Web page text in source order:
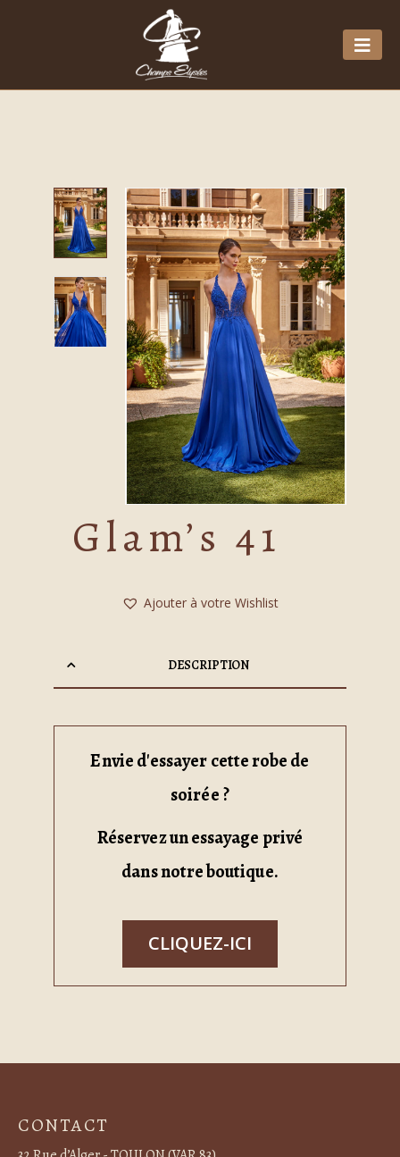
Glam’s 41
Ajouter à votre Wishlist
DESCRIPTION
Envie d'essayer cette robe de
soirée ?
Réservez un essayage privé
dans notre boutique.
CLIQUEZ-ICI
CONTACT